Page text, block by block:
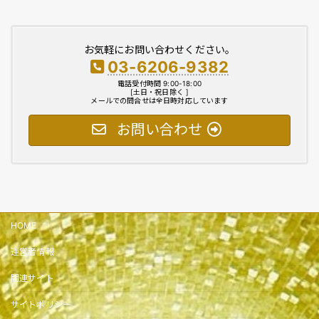
お気軽にお問い合わせください。
03-6206-9382
電話受付時間 9:00-18:00
[土日・祝日除く ]
メールでの問合せは全日時対応しています
お問い合わせ
HOME
運営者情報
関連サイト
サイトポリシー